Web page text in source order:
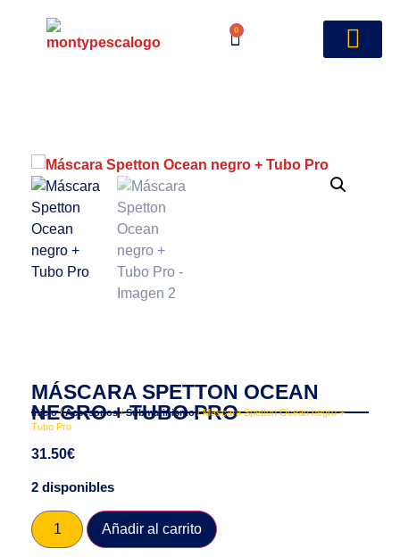
0
MÁSCARA SPETTON OCEAN
NEGRO + TUBO PRO
Inicio/Accesorios/Submarinismo/ Máscara Spetton Ocean negro +
Tubo Pro
31.50€
2 disponibles
Añadir al carrito